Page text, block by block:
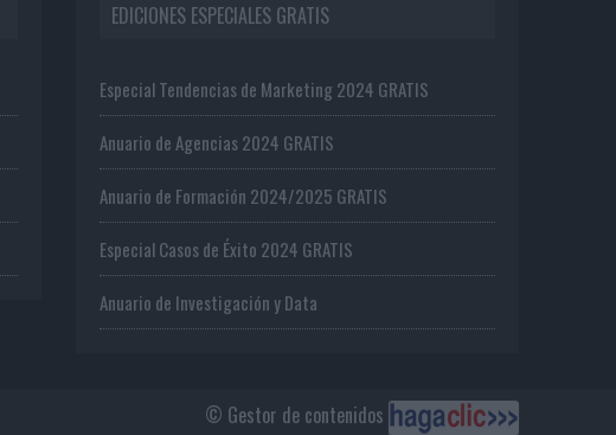
EDICIONES ESPECIALES GRATIS
Especial Tendencias de Marketing 2024 GRATIS
Anuario de Agencias 2024 GRATIS
Anuario de Formación 2024/2025 GRATIS
Especial Casos de Éxito 2024 GRATIS
Anuario de Investigación y Data
© Gestor de contenidos